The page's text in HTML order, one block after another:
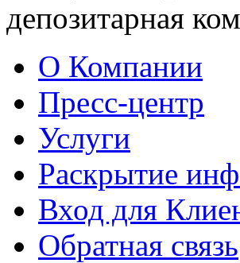
депозитарная
О Компании
Пресс-центр
Услуги
Раскрытие
Вход для
Обратная связь